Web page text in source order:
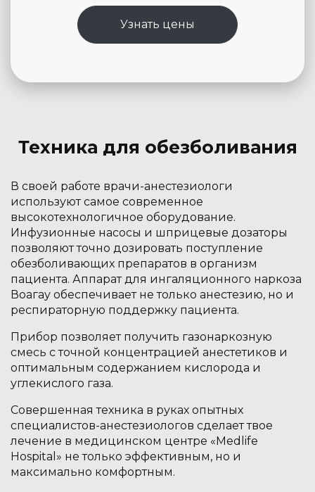
Узнать цены
Техника для обезболивания
В своей работе врачи-анестезиологи
используют самое современное
высокотехнологичное оборудование.
Инфузионные насосы и шприцевые дозаторы
позволяют точно дозировать поступление
обезболивающих препаратов в организм
пациента. Аппарат для ингаляционного наркоза
Воагау обеспечивает не только анестезию, но и
респираторную поддержку пациента.
Прибор позволяет получить газонаркозную
смесь с точной концентрацией анестетиков и
оптимальным содержанием кислорода и
углекислого газа.
Совершенная техника в руках опытных
специалистов-анестезиологов сделает твое
лечение в медицинском центре «Medlife
Hospital» не только эффективным, но и
максимально комфортным.